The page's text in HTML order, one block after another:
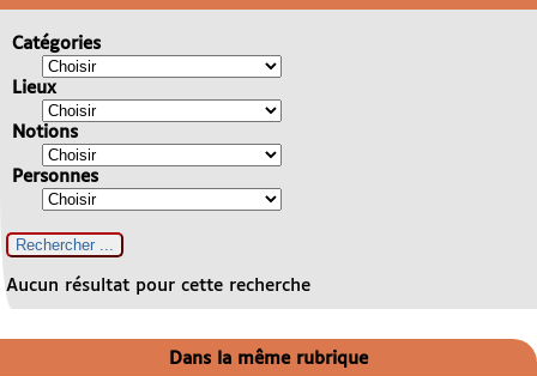
Catégories
Lieux
Notions
Personnes
Aucun résultat pour cette recherche
Dans la même rubrique